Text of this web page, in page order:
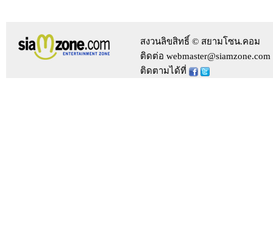
สงวนลิขสิทธิ์ © สยามโซน.คอม
ติดต่อ webmaster@siamzone.com
ติดตามได้ที่